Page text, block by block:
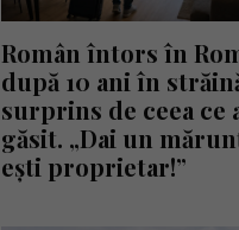
Român întors în
după 10 ani în
surprins de ceea ce
găsit. „Dai un
ești proprietar!”